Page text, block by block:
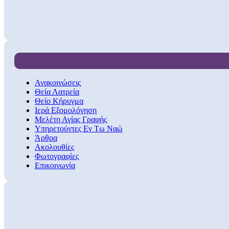
Ανακοινώσεις
Θεία Λατρεία
Θείο Κήρυγμα
Ιερά Εξομολόγηση
Μελέτη Αγίας Γραφής
Υπηρετούντες Εν Τω Ναώ
Άρθρα
Ακολουθίες
Φωτογραφίες
Επικοινωνία